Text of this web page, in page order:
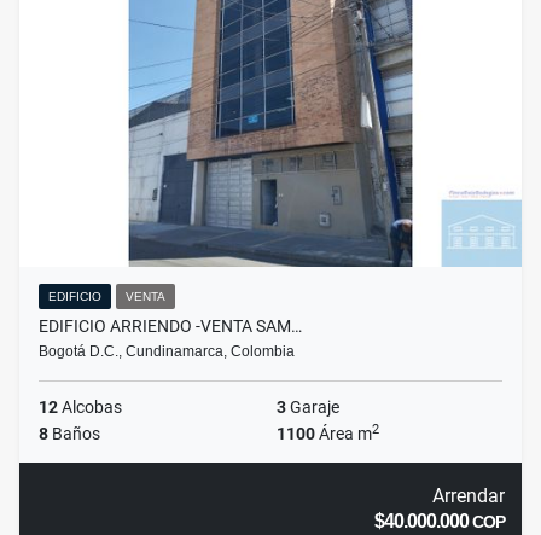
EDIFICIO VENTA
EDIFICIO ARRIENDO -VENTA SAM…
Bogotá D.C., Cundinamarca, Colombia
12Alcobas 3Garaje
8 Baños 1100Área m2
Arrendar
$40.000.000COP